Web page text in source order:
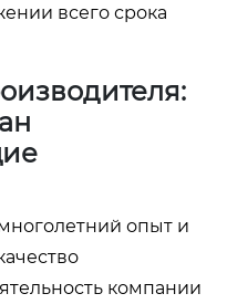
всего срока
опыт и
компании